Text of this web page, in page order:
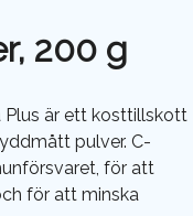
200 g
är ett kosttillskott
pulver. C-
för att
för att minska